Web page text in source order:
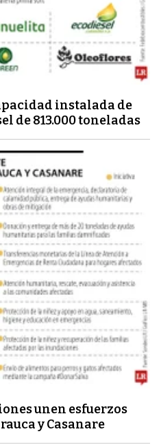
instalada de
de 813.000 toneladas
unen esfuerzos
y Casanare